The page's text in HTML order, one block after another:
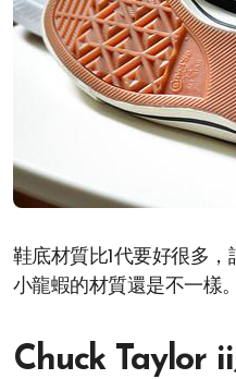
鞋底材質比1代要好很多
小龍蝦的材質還是不一樣。
Chuck Taylor